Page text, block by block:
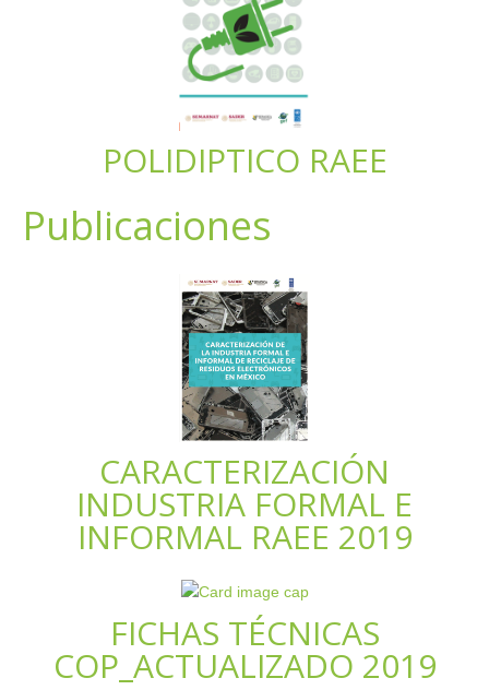
POLIDIPTICO RAEE
Publicaciones
CARACTERIZACIÓN
INDUSTRIA FORMAL E
INFORMAL RAEE 2019
FICHAS TÉCNICAS
COP_ACTUALIZADO 2019